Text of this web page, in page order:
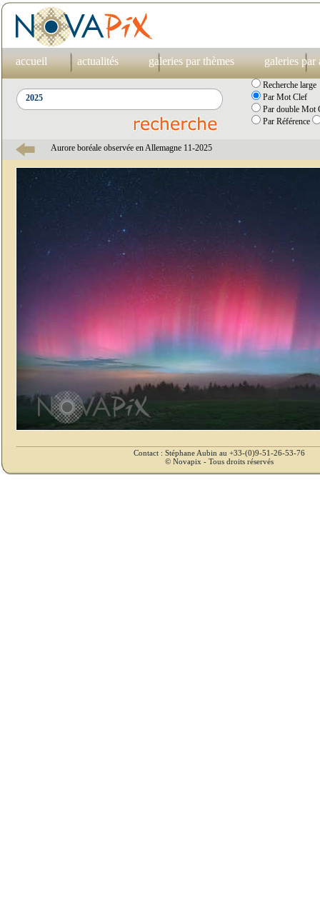
accueil actualités galeries par thèmes galeries par
Recherche large
Par Mot Clef
Par double Mot
Par Référence
Aurore boréale observée en Allemagne 11-2025
Contact : Stéphane Aubin au +33-(0)9-51-26-53-76
© Novapix - Tous droits réservés